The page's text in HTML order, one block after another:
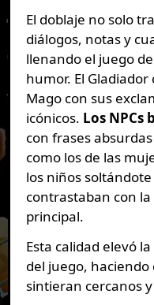
El doblaje no solo
diálogos, notas y
llenando el juego
humor. El
Mago con sus
icónicos. Los
con frases
como los de las
los niños
contrastaban con
principal.
Esta calidad elevó
del juego, haciendo
sintieran cercanos